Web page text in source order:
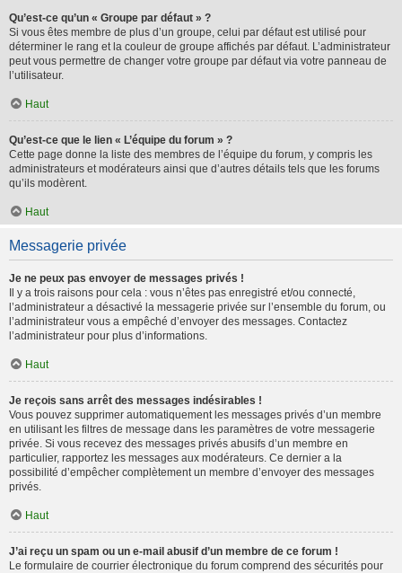
Qu’est-ce qu’un « Groupe par défaut » ?
Si vous êtes membre de plus d’un groupe, celui par défaut est utilisé pour
déterminer le rang et la couleur de groupe affichés par défaut. L’administrateur
peut vous permettre de changer votre groupe par défaut via votre panneau de
l’utilisateur.
Haut
Qu’est-ce que le lien « L’équipe du forum » ?
Cette page donne la liste des membres de l’équipe du forum, y compris les
administrateurs et modérateurs ainsi que d’autres détails tels que les forums
qu’ils modèrent.
Haut
Messagerie privée
Je ne peux pas envoyer de messages privés !
Il y a trois raisons pour cela : vous n’êtes pas enregistré et/ou connecté,
l’administrateur a désactivé la messagerie privée sur l’ensemble du forum, ou
l’administrateur vous a empêché d’envoyer des messages. Contactez
l’administrateur pour plus d’informations.
Haut
Je reçois sans arrêt des messages indésirables !
Vous pouvez supprimer automatiquement les messages privés d’un membre
en utilisant les filtres de message dans les paramètres de votre messagerie
privée. Si vous recevez des messages privés abusifs d’un membre en
particulier, rapportez les messages aux modérateurs. Ce dernier a la
possibilité d’empêcher complètement un membre d’envoyer des messages
privés.
Haut
J’ai reçu un spam ou un e-mail abusif d’un membre de ce forum !
Le formulaire de courrier électronique du forum comprend des sécurités pour